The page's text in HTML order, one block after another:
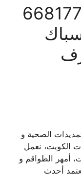
66817766
الصحية و
الكويت، نعمل
أمهر الطواقم و
أحدث